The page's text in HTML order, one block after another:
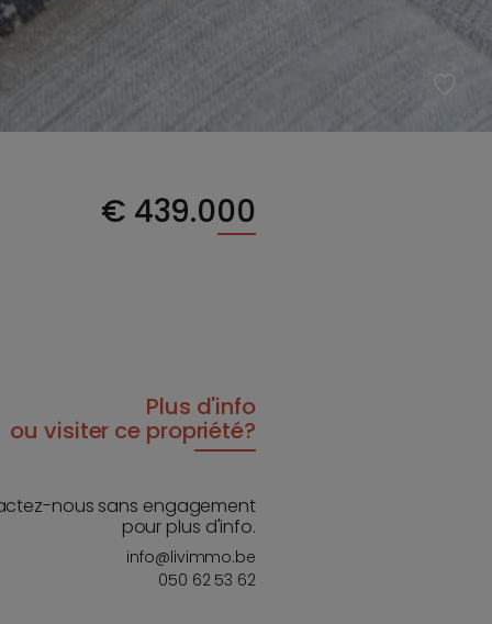
€ 439.000
Plus d'info
ou visiter ce propriété?
nous sans engagement
pour plus d'info.
info@livimmo.be
050 62 53 62